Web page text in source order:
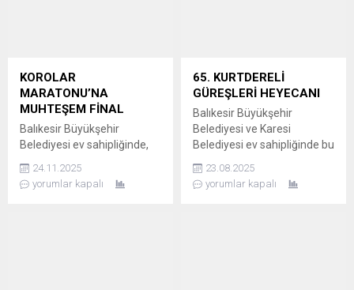
Çağrı Merkezi’ne bildirdi.
EKİPLER KUYUYA İNEREK
BUZAĞIYI KURTARDI İhbar
paranın yer...
KOROLAR
MARATONU’NA
MUHTEŞEM FİNAL
Balıkesir Büyükşehir
Belediyesi ev sahipliğinde,
Koro Kültürü Derneği ve
Balıkesir Üniversitesi’nin
katkılarıyla 22-23 Kasım
24.11.2025
yorumlar kapalı
65. KURTDERELİ
GÜREŞLERİ HEYECANI
Balıkesir Büyükşehir
Belediyesi ve Karesi
Belediyesi ev sahipliğinde bu
yıl 65’incisi düzenlenen
Kurtdereli Mehmet Pehlivan
Yağlı Güreşleri başladı.
23.08.2025
yorumlar kapalı